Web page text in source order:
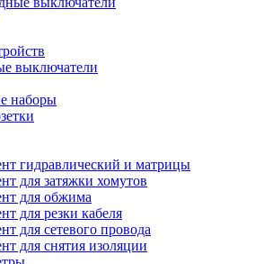
выключатели
наборы
гидравлический и матрицы
для затяжки хомутов
для обжима
для резки кабеля
для сетевого провода
для снятия изоляции